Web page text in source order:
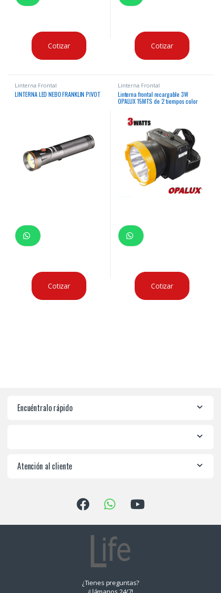
Cotizar Cotizar
Linterna Frontal
LINTERNA LED NEBO FRANKLIN PIVOT
Cotizar
Linterna Frontal
Linterna frontal recargable 3W
OPALUX 15MTS de 2 tiempos color
Cotizar
Encuéntralo rápido
Atención al cliente
¿Tienes preguntas?